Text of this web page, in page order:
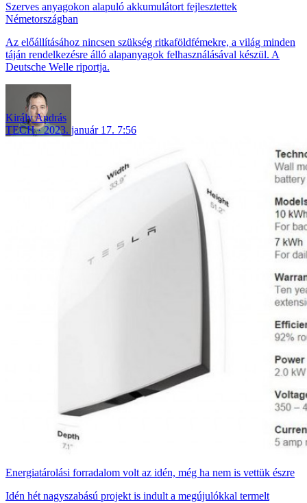
Szerves anyagokon alapuló akkumulátort fejlesztettek
Németországban
Az előállításához nincsen szükség ritkaföldfémekre, a világ minden
táján rendelkezésre álló alapanyagok felhasználásával készül. A
Deutsche Welle riportja.
Király András
TECH
2023. január 17. 7:56
Energiatárolási forradalom volt az idén, még ha nem is vettük észre
Idén hét nagyszabású projekt is indult a megújulókkal termelt